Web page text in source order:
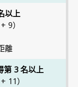
以上
9）
離
第 3 名以上
11）